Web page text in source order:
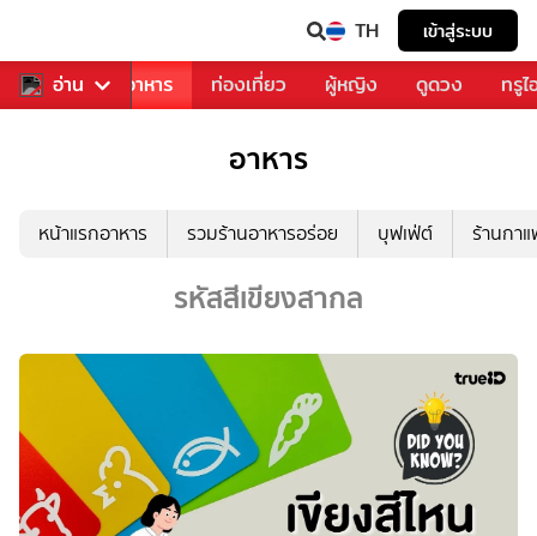
TH เข้าสู่ระบบ
อ่าน
การเพลง อาหาร ท่องเที่ยว ผู้หญิง ดูดวง ทรู
อาหาร
หน้าแรกอาหาร รวมร้านอาหารอร่อย บุฟเฟ่ต์ ร้านกา
รหัสสีเขียงสากล